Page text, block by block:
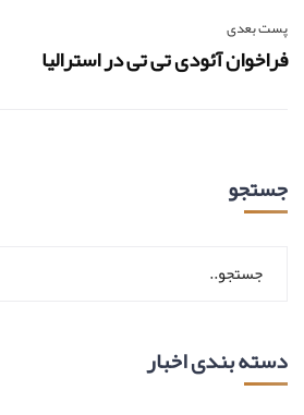
پست بعدی
فراخوان آئودی تی تی در استرالیا
جستجو
دسته بندی اخبار